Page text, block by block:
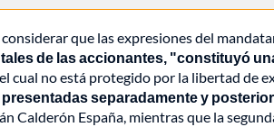
considerar que las expresiones del
de las accionantes, "constituyó
cual no está protegido por la libertad de
separadamente y
Calderón España, mientras que la